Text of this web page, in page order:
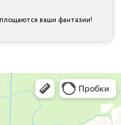
ваши фантазии!